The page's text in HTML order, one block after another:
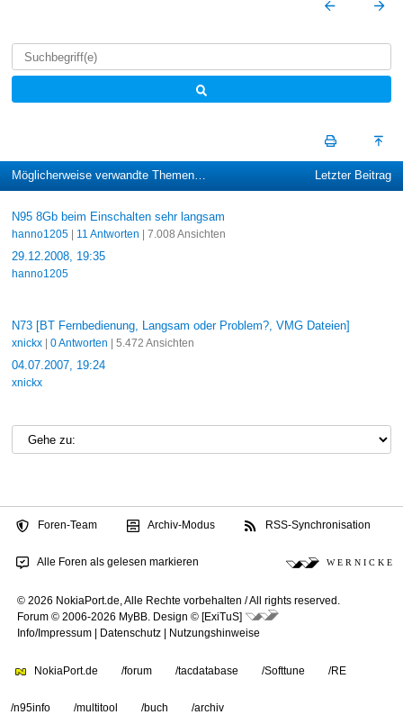
Möglicherweise verwandte Themen… Letzter Beitrag
N95 8Gb beim Einschalten sehr langsam
hanno1205| 11 Antworten | 7.008 Ansichten
29.12.2008, 19:35
hanno1205
N73 [BT Fernbedienung, Langsam oder Problem?, VMG Dateien]
xnickx| 0 Antworten | 5.472 Ansichten
04.07.2007, 19:24
xnickx
Foren-Team Archiv-Modus RSS-Synchronisation
Alle Foren als gelesen markieren W E R N I C K E
© 2026 NokiaPort.de, Alle Rechte vorbehalten /All rights reserved.
Forum © 2006-2026 MyBB
Design © [ExiTuS]
Info/Impressum
Datenschutz Nutzungshinweise
NokiaPort.de /forum /tacdatabase /Softtune /RE
/n95info /multitool /buch /archiv